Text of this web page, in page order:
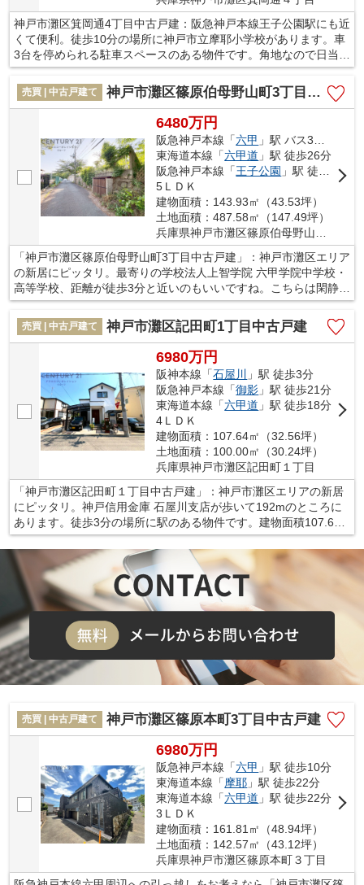
神戸市灘区箕岡通4丁目中古戸建：阪急神戸本線王子公園駅にも近
くて便利。徒歩10分の場所に神戸市立摩耶小学校があります。車
3台を停められる駐車スペースのある物件です。角地なので日当た
りも良く健康的な生活に適しています。ご家族との穏やかな時間
は、何にもかえがたい幸せなものです。その大切な時間を、より
快適な住環境で送りませんか。当社が不動産探しのサポートを致
売買 | 中古戸建て 神戸市灘区篠原伯母野山町3丁目中古戸建
6480万円
阪急神戸本線「六甲 」駅 バス3分 「六甲台南口」 停歩8分
東海道本線「六甲道 」駅 徒歩26分
阪急神戸本線「王子公園 」駅 徒歩33分
5ＬＤＫ
建物面積：143.93㎡（43.53坪）
土地面積：487.58㎡（147.49坪）
兵庫県神戸市灘区篠原伯母野山町３丁目
「神戸市灘区篠原伯母野山町3丁目中古戸建」：神戸市灘区エリア
の新居にピッタリ。最寄りの学校法人上智学院 六甲学院中学校・
高等学校、距離が徒歩3分と近いのもいいですね。こちらは閑静な
住宅地に立地する物件です。道路が南側に面しているので、とて
もニーズが高いです。地域に特化した当社では、阪急神戸本線六
甲周辺の不動産情報も豊富に取り扱っております。住まい探しを
するなら、お気軽にお声かけください。
売買 | 中古戸建て 神戸市灘区記田町1丁目中古戸建
6980万円
阪神本線「石屋川
」駅 徒歩3分
阪急神戸本線「御影 」駅 徒歩21分
東海道本線「六甲道 」駅 徒歩18分
4ＬＤＫ
建物面積：107.64㎡（32.56坪）
土地面積：100.00㎡（30.24坪）
兵庫県神戸市灘区記田町１丁目
「神戸市灘区記田町１丁目中古戸建」：神戸市灘区エリアの新居
にピッタリ。神戸信用金庫 石屋川支店が歩いて192mのところに
あります。徒歩3分の場所に駅のある物件です。建物面積107.64
㎡もありますので、ご検討ください。当社では、神戸市灘区エリ
アや阪神本線石屋川付近での一戸建て情報をご紹介致します。ま
ずはお気軽にお問い合わせ下さい。
売買 | 中古戸建て 神戸市灘区篠原本町3丁目中古戸建
6980万円
阪急神戸本線「六甲 」駅 徒歩10分
東海道本線「摩耶 」駅 徒歩22分
東海道本線「六甲道 」駅 徒歩22分
3ＬＤＫ
建物面積：161.81㎡（48.94坪）
土地面積：142.57㎡（43.12坪）
兵庫県神戸市灘区篠原本町３丁目